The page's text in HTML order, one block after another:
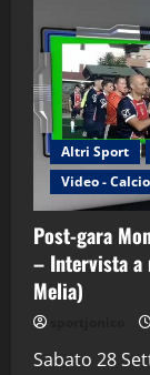
Altri Sport
Video -
Post-gara
– Intervista
Melia)
Sabato 28